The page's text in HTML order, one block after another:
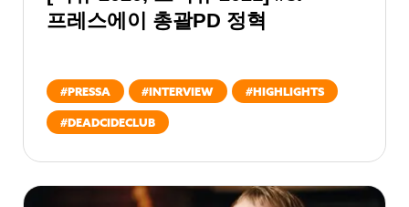
프레스에이 총괄PD 정혁
#PRESSA #INTERVIEW #HIGHLIGHTS
#DEADCIDECLUB